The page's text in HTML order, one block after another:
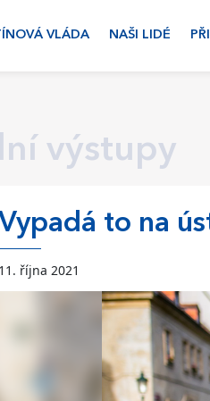
VLÁDA NAŠI LIDÉ
výstupy
Vypadá to na
11. října 2021